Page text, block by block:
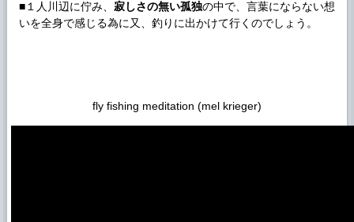
■１人川辺に佇み、 寂しさの無い孤独の中で、言葉にならない想
いを全身で感じる為に又、釣りに出かけて行くのでしょう。
fly fishing meditation (mel krieger)